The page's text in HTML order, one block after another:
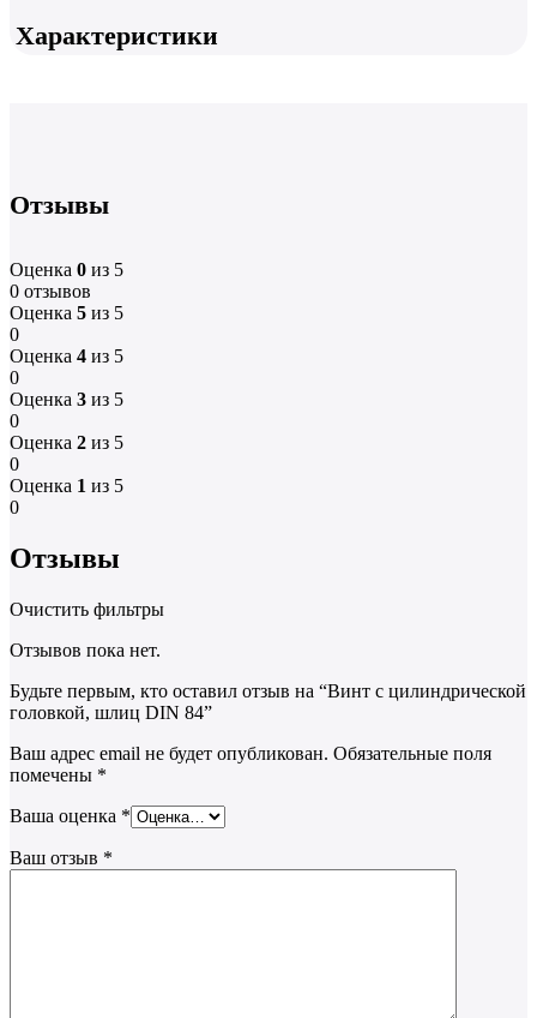
Характеристики
Отзывы
Оценка 0 из 5
0 отзывов
Оценка 5 из 5
0
Оценка 4 из 5
0
Оценка 3 из 5
0
Оценка 2 из 5
0
Оценка 1 из 5
0
Отзывы
Очистить фильтры
Отзывов пока нет.
Будьте первым, кто оставил отзыв на “Винт с цилиндрической
головкой, шлиц DIN 84”
Ваш адрес email не будет опубликован. Обязательные поля
помечены *
Ваша оценка *
Ваш отзыв *